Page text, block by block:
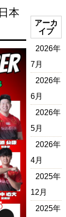
本
アーカ
イブ
2026年
7月
2026年
6月
2026年
5月
2026年
4月
2025年
12月
2025年